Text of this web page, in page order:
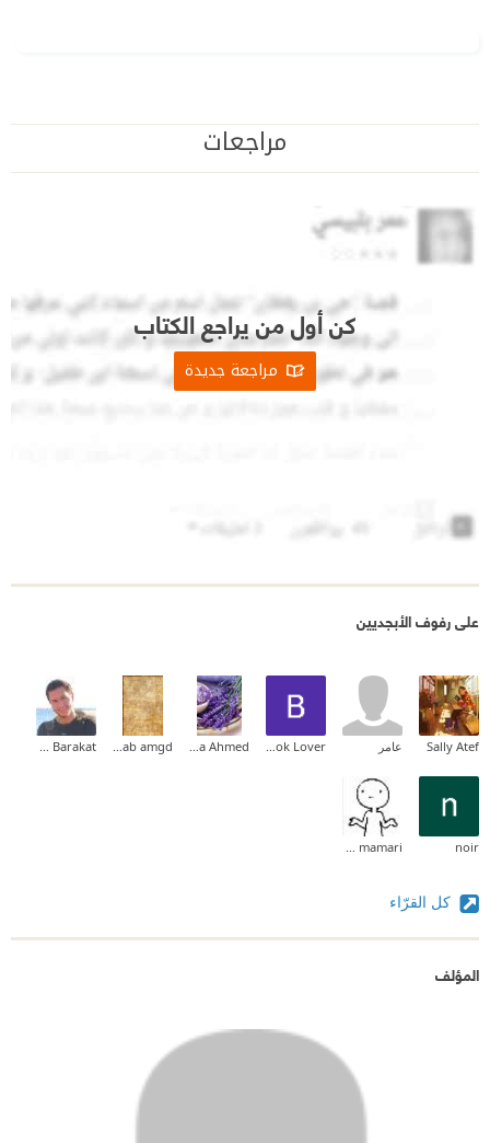
مراجعات
كن أول من يراجع الكتاب
مراجعة جديدة
على رفوف الأبجديين
Sally Atef عامر
noir
كل القرّاء
المؤلف